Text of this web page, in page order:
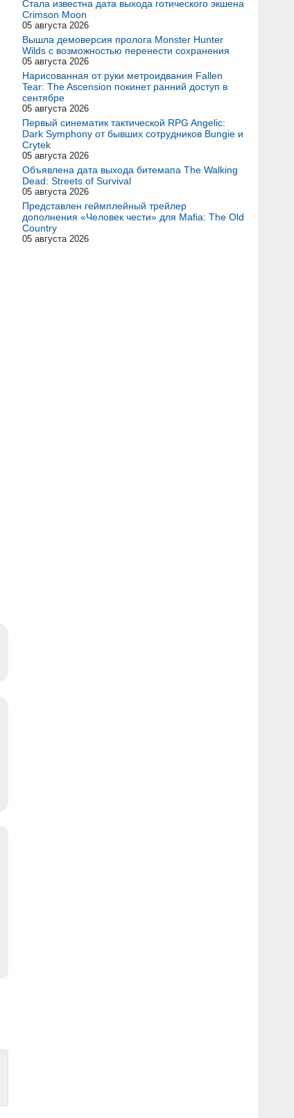
Стала известна дата выхода готического экшена
Crimson Moon
05 августа 2026
Вышла демоверсия пролога Monster Hunter
Wilds с возможностью перенести сохранения
05 августа 2026
Нарисованная от руки метроидвания Fallen
Tear: The Ascension покинет ранний доступ в
сентябре
05 августа 2026
Первый синематик тактической RPG Angelic:
Dark Symphony от бывших сотрудников Bungie и
Crytek
05 августа 2026
Объявлена дата выхода битемапа The Walking
Dead: Streets of Survival
05 августа 2026
Представлен геймплейный трейлер
дополнения «Человек чести» для Mafia: The Old
Country
05 августа 2026